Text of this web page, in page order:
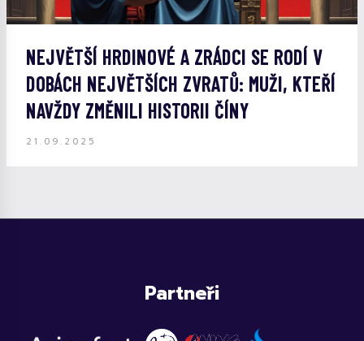
NEJVĚTŠÍ HRDINOVÉ A ZRÁDCI SE RODÍ V
DOBÁCH NEJVĚTŠÍCH ZVRATŮ: MUŽI, KTEŘÍ
NAVŽDY ZMĚNILI HISTORII ČÍNY
21.09.2025
Partneři